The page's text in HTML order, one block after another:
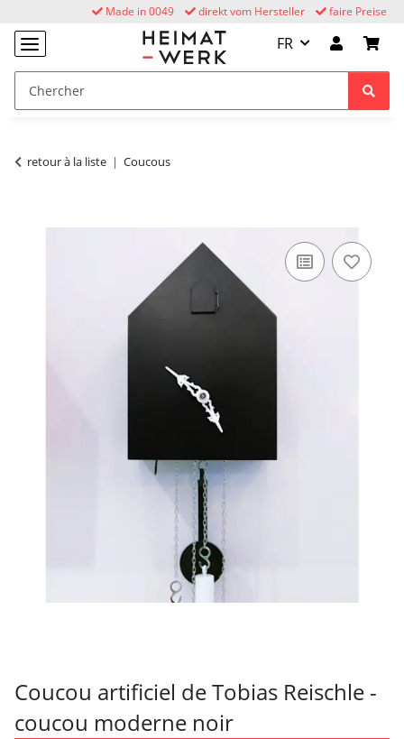
faire Preise
direkt vom Hersteller
Made in 0049
FR
retour à la liste Coucous
Coucou artificiel de Tobias Reischle -
coucou moderne noir